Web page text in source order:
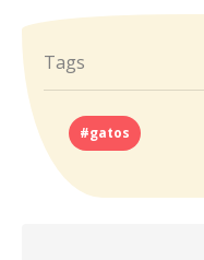
Tags
#gatos